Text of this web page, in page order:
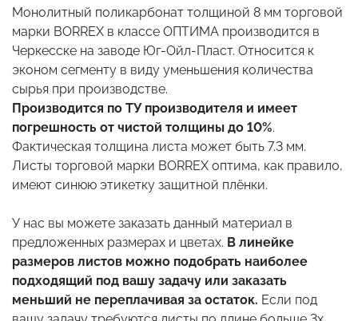
Монолитный поликарбонат толщиной 8 мм торговой
марки BORREX в классе ОПТИМА производится в
Черкесске на заводе Юг-Ойл-Пласт. Относится к
эконом сегменту в виду уменьшения количества
сырья при производстве.
Производится по ТУ производителя и имеет
погрешность от чистой толщины до 10%.
Фактическая толщина листа может быть 7.3 мм.
Листы торговой марки BORREX оптима, как правило,
имеют синюю этикетку защитной плёнки.
У нас вы можете заказать данный материал в
предложенных размерах и цветах. В линейке
размеров листов можно подобрать наиболее
подходящий под вашу задачу или заказать
меньший не переплачивая за остаток. Если под